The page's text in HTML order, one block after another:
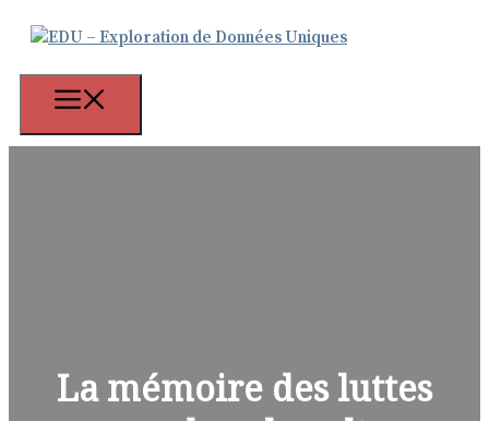
Aller
contenu
La mémoire des luttes